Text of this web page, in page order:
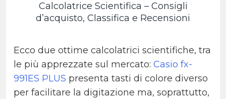
Calcolatrice Scientifica – Consigli
d’acquisto, Classifica e Recensioni
Ecco due ottime calcolatrici scientifiche, tra
le più apprezzate sul mercato: Casio fx-
991ES PLUS presenta tasti di colore diverso
per facilitare la digitazione ma, soprattutto,